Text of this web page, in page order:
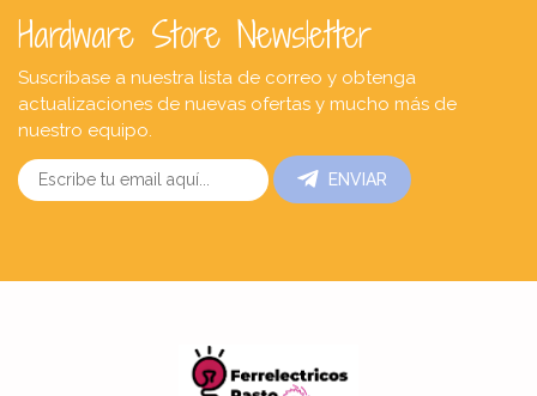
Hardware Store Newsletter
Suscríbase a nuestra lista de correo y obtenga
actualizaciones de nuevas ofertas y mucho más de
nuestro equipo.
ENVIAR